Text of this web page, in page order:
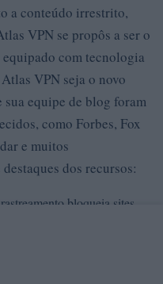
a conteúdo irrestrito,
VPN se propôs a ser o
com tecnologia
VPN seja o novo
equipe de blog foram
como Forbes, Fox
e muitos
dos recursos:
bloqueia sites